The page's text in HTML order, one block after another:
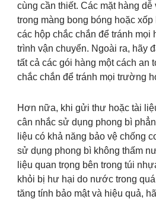
cùng cần thiết. Các mặt hàng
trong màng bong bóng hoặc xốp
các hộp chắc chắn để tránh mọi
trình vận chuyển. Ngoài ra, hãy
tất cả các gói hàng một cách an
chắc chắn để tránh mọi trường
Hơn nữa, khi gửi thư hoặc tài
cân nhắc sử dụng phong bì
liệu có khả năng bảo vệ chống
sử dụng phong bì không thấm
liệu quan trọng bên trong túi
khỏi bị hư hại do nước trong
tăng tính bảo mật và hiệu quả,